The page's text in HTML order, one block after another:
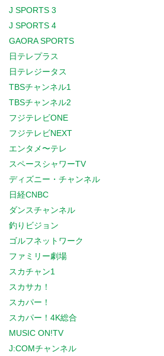
J SPORTS 3
J SPORTS 4
GAORA SPORTS
日テレプラス
日テレジータス
TBSチャンネル1
TBSチャンネル2
フジテレビONE
フジテレビNEXT
エンタメ〜テレ
スペースシャワーTV
ディズニー・チャンネル
日経CNBC
ダンスチャンネル
釣りビジョン
ゴルフネットワーク
ファミリー劇場
スカチャン1
スカサカ！
スカパー！
スカパー！4K総合
MUSIC ON!TV
J:COMチャンネル